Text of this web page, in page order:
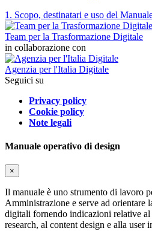
1. Scopo, destinatari e uso del
Team per la Trasformazione Digitale
in collaborazione con
Agenzia per l'Italia Digitale
Seguici su
Privacy policy
Cookie policy
Note legali
Manuale operativo di design
×
Il manuale è uno strumento di lavoro
Amministrazione e serve ad orientare
digitali fornendo indicazioni relative al
research, al content design e alla user